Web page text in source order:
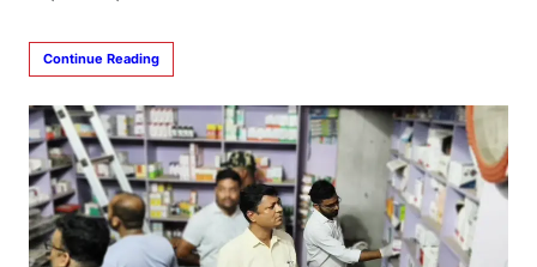
Continue Reading